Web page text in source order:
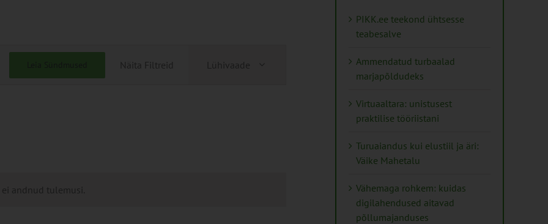
andnud tulemusi.
Näita Filtreid
Views
Lühivaade
PIKK.ee teekond ühtsesse
teabesalve
Ammendatud turbaalad
marjapõldudeks
Virtuaaltara: unistusest
praktilise tööriistani
Turuaiandus kui elustiil ja äri:
Väike Mahetalu
Vähemaga rohkem: kuidas
digilahendused aitavad
põllumajanduses